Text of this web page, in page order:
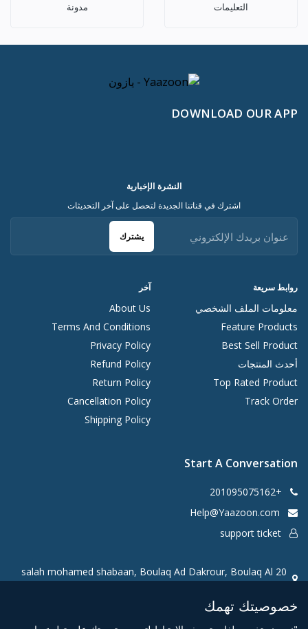
التعليمات مدونة
DOWNLOAD OUR APP
روابط سريعة
معلومات الملف الشخصي
Feature Products
Best Sell Product
أحدث المنتجات
Top Rated Product
Track Order
آخر
About Us
Terms And Conditions
Privacy Policy
Refund Policy
Return Policy
Cancellation Policy
Shipping Policy
النشرة الإخبارية
اشترك في قناتنا الجديدة لتحصل على آخر التحديثات
يشترك
Start A Conversation
+201095075162
20 salah mohamed shabaan, Boulaq Ad Dakrour, Boulaq Al
خصوصيتك تهمك